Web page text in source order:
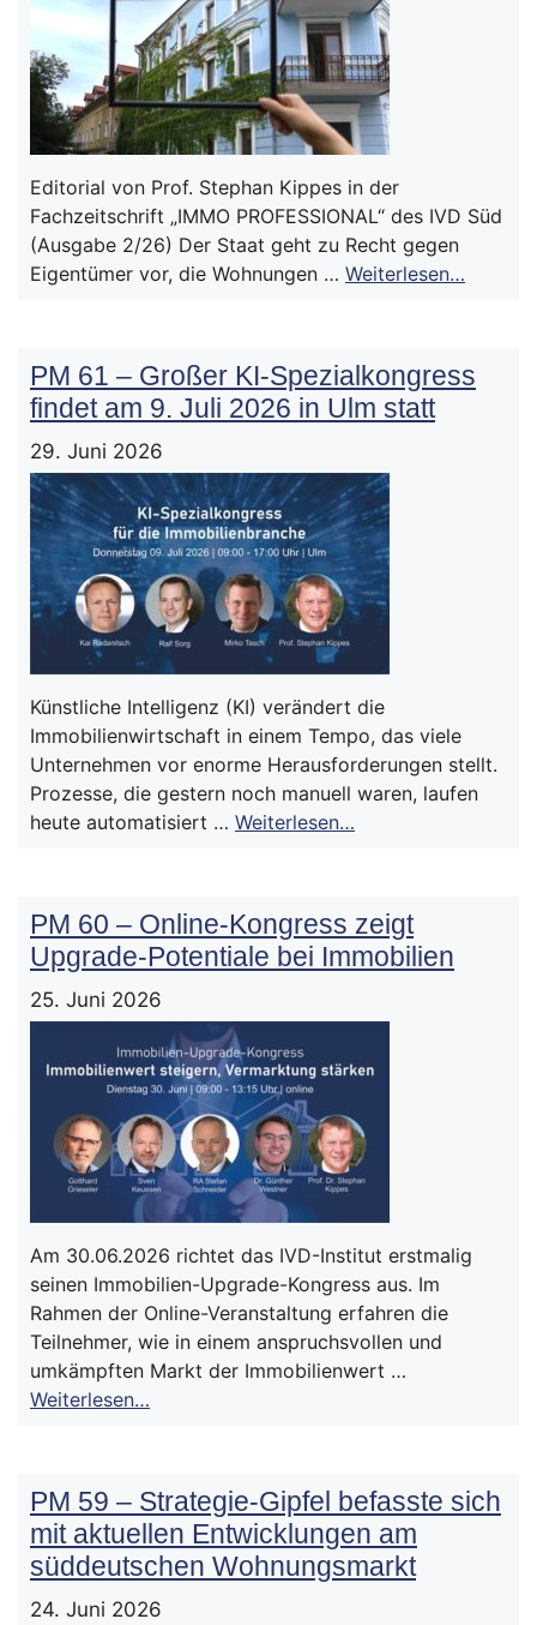
Editorial von Prof. Stephan Kippes in der
Fachzeitschrift „IMMO PROFESSIONAL“ des IVD Süd
(Ausgabe 2/26) Der Staat geht zu Recht gegen
Eigentümer vor, die Wohnungen … Weiterlesen…
PM 61 – Großer KI-Spezialkongress
findet am 9. Juli 2026 in Ulm statt
29. Juni 2026
Künstliche Intelligenz (KI) verändert die
Immobilienwirtschaft in einem Tempo, das viele
Unternehmen vor enorme Herausforderungen stellt.
Prozesse, die gestern noch manuell waren, laufen
heute automatisiert … Weiterlesen…
PM 60 – Online-Kongress zeigt
Upgrade-Potentiale bei Immobilien
25. Juni 2026
Am 30.06.2026 richtet das IVD-Institut erstmalig
seinen Immobilien-Upgrade-Kongress aus. Im
Rahmen der Online-Veranstaltung erfahren die
Teilnehmer, wie in einem anspruchsvollen und
umkämpften Markt der Immobilienwert …
Weiterlesen…
PM 59 – Strategie-Gipfel befasste sich
mit aktuellen Entwicklungen am
süddeutschen Wohnungsmarkt
24. Juni 2026